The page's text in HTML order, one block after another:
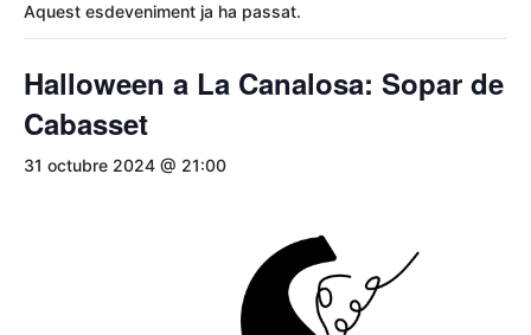
Aquest esdeveniment ja ha passat.
Halloween a La Canalosa: Sopar de
Cabasset
31 octubre 2024 @ 21:00